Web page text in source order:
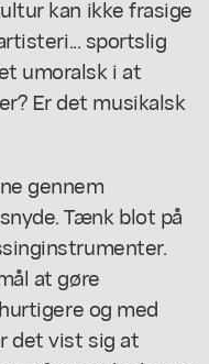
kan ikke frasige
sportslig
umoralsk i at
Er det musikalsk
gennem
Tænk blot på
at gøre
og med
det vist sig at